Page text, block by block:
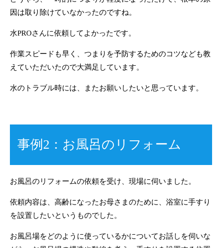
因は取り除けていなかったのですね。
水PROさんに依頼してよかったです。
作業スピードも早く、つまりを予防するためのコツなども教
えていただいたので大満足しています。
水のトラブル時には、またお願いしたいと思っています。
事例2：お風呂のリフォーム
お風呂のリフォームの依頼を受け、現場に伺いました。
依頼内容は、高齢になったお母さまのために、浴室に手すり
を設置したいというものでした。
お風呂場をどのように使っているかについてお話しを伺いな